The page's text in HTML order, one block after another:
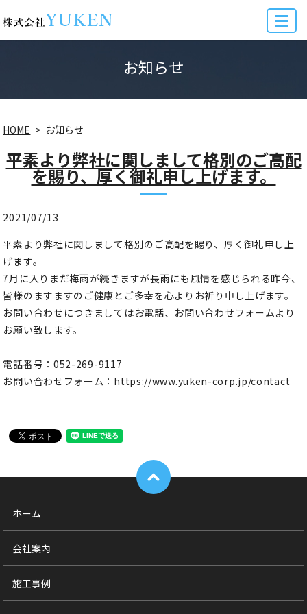
MENU
お知らせ
HOME お知らせ
平素より弊社に関しまして格別のご高配
を賜り、厚く御礼申し上げます。
2021/07/13
平素より弊社に関しまして格別のご高配を賜り、厚く御礼申し上
げます。
7月に入りまだ梅雨が続きますが長雨にも風情を感じられる昨今、
皆様のますますのご健康とご多幸を心よりお祈り申し上げます。
お問い合わせにつきましてはお電話、お問い合わせフォームより
お願い致します。
電話番号：052-269-9117
お問い合わせフォーム： https://www.yuken-corp.jp/contact
ホーム
会社案内
施工事例